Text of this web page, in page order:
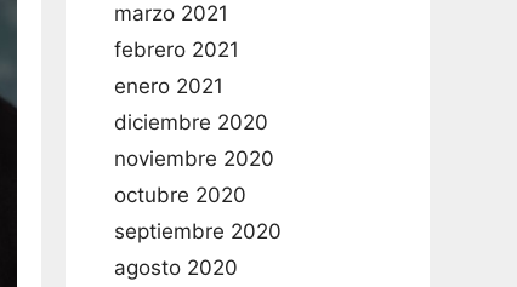
marzo 2021
febrero 2021
enero 2021
diciembre 2020
noviembre 2020
octubre 2020
septiembre 2020
agosto 2020